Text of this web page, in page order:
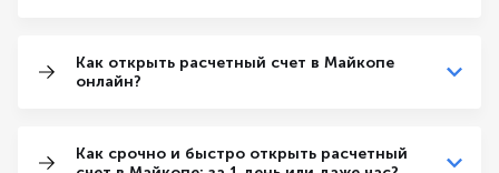
Как открыть расчетный счет в Майкопе
онлайн?
Как срочно и быстро открыть расчетный